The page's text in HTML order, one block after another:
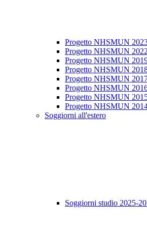
Progetto NHSMUN
Progetto NHSMUN
Progetto NHSMUN
Progetto NHSMUN
Progetto NHSMUN
Progetto NHSMUN
Progetto NHSMUN
Progetto NHSMUN
Soggiorni all'estero
Soggiorni studio 2025-